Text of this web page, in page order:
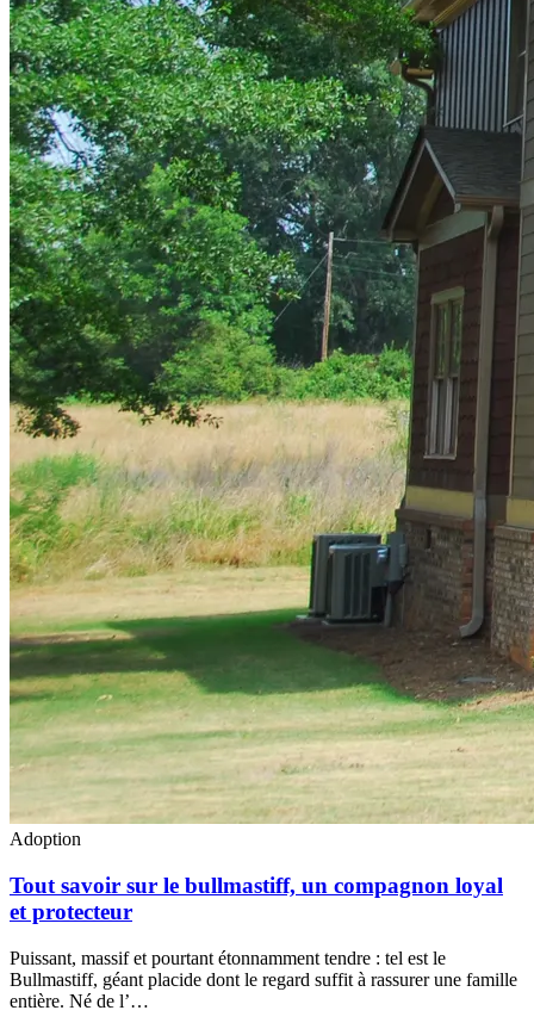
Adoption
Tout savoir sur le bullmastiff, un compagnon loyal
et protecteur
Puissant, massif et pourtant étonnamment tendre : tel est le
Bullmastiff, géant placide dont le regard suffit à rassurer une famille
entière. Né de l’…